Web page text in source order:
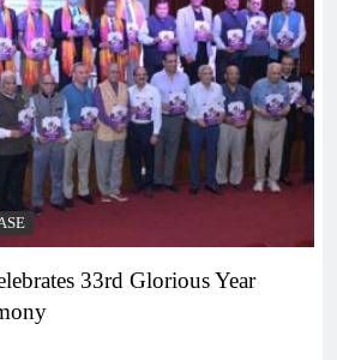
33rd Glorious Year